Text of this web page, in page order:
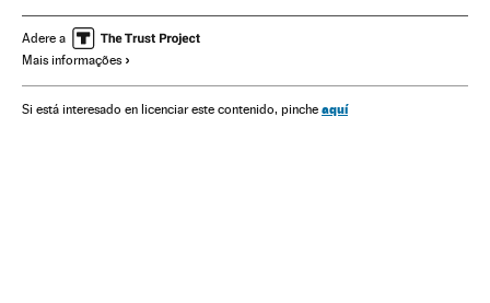
América do Sul América Latina
Organizações desportivas
Esportes Mundial de Clubes 2018
Adere a
Mais informações
Si está interesado en licenciar este contenido, pinche aquí